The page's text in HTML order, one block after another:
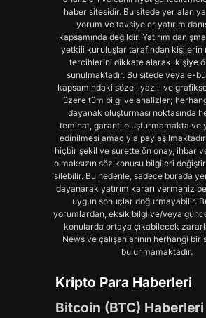
haber sitesidir. Bu sitede yer alan
yorum ve tavsiyeler yatırım
kapsamında değildir. Yatırım
yetkili kuruluşlar tarafından kişilerin
tercihlerini dikkate alarak, kişiye
sunulmaktadır. Bu sitede veya e-
kapsamındaki sözel, yazılı ve
üzere tüm bilgi ve analizler;
dayanak oluşturması noktasında
teminat, garanti oluşturmamakta ve
edinilmesi amacıyla
hiçbir şekil ve surette ön onay, ihbar
olmaksızın söz konusu bilgileri
silebilir. Bu nedenle, sadece burada
dayanarak yatırım kararı vermeniz
uygun sonuçlar doğurmayabilir.
yorumlardan, eksik bilgi ve/veya
konularda ortaya çıkabilecek
News ve çalışanlarının herhangi bir
bulunmamaktadır.
Kripto Para Haberleri
Bitcoin (BTC) Haberleri